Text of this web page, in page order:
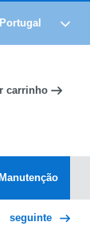
Portugal
carrinho
seguinte